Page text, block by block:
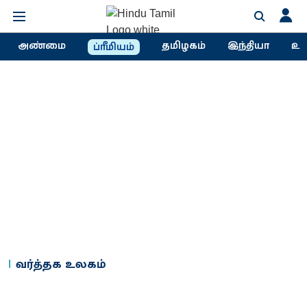
அண்மை ப்ரீமியம் தமிழகம் இந்தியா
வர்த்தக உலகம்